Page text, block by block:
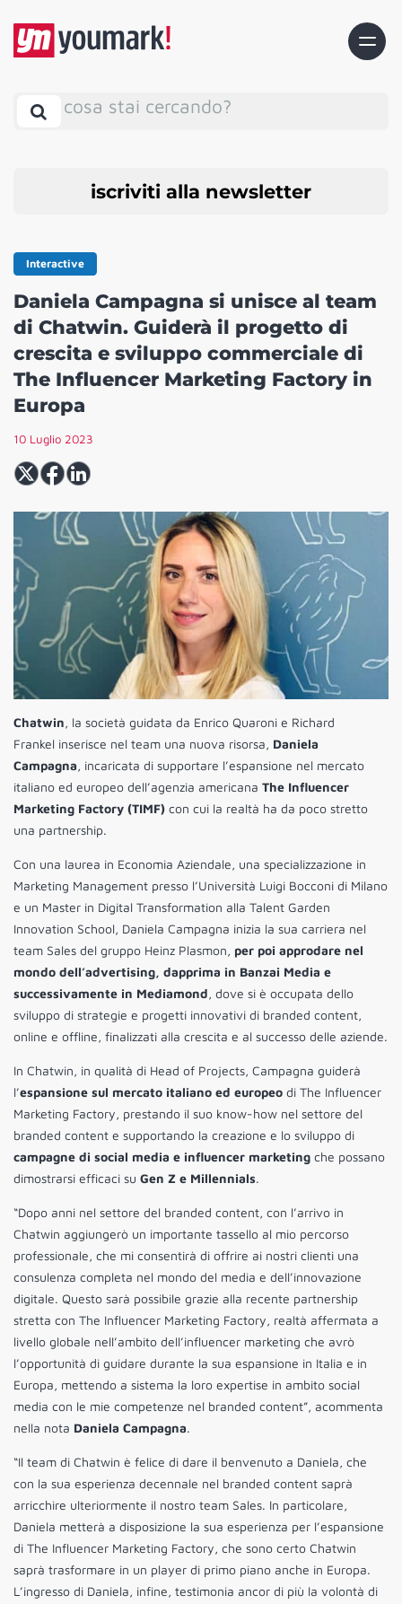
cosa stai cercando?
iscriviti alla newsletter
Interactive
Daniela Campagna si unisce al team
di Chatwin. Guiderà il progetto di
crescita e sviluppo commerciale di
The Influencer Marketing Factory in
Europa
10 Luglio 2023
Chatwin, la società guidata da Enrico Quaroni e Richard
Frankel inserisce nel team una nuova risorsa, Daniela
Campagna, incaricata di supportare l’espansione nel mercato
italiano ed europeo dell’agenzia americana The Influencer
Marketing Factory (TIMF) con cui la realtà ha da poco stretto
una partnership.
Con una laurea in Economia Aziendale, una specializzazione in
Marketing Management presso l’Università Luigi Bocconi di Milano
e un Master in Digital Transformation alla Talent Garden
Innovation School, Daniela Campagna inizia la sua carriera nel
team Sales del gruppo Heinz Plasmon, per poi approdare nel
mondo dell’advertising, dapprima in Banzai Media e
successivamente in Mediamond, dove si è occupata dello
sviluppo di strategie e progetti innovativi di branded content,
online e offline, finalizzati alla crescita e al successo delle aziende.
In Chatwin, in qualità di Head of Projects, Campagna guiderà
l’espansione sul mercato italiano ed europeo di The Influencer
Marketing Factory, prestando il suo know-how nel settore del
branded content e supportando la creazione e lo sviluppo di
campagne di social media e influencer marketing che possano
dimostrarsi efficaci su Gen Z e Millennials.
“Dopo anni nel settore del branded content, con l’arrivo in
Chatwin aggiungerò un importante tassello al mio percorso
professionale, che mi consentirà di offrire ai nostri clienti una
consulenza completa nel mondo del media e dell’innovazione
digitale. Questo sarà possibile grazie alla recente partnership
stretta con The Influencer Marketing Factory, realtà affermata a
livello globale nell’ambito dell’influencer marketing che avrò
l’opportunità di guidare durante la sua espansione in Italia e in
Europa, mettendo a sistema la loro expertise in ambito social
media con le mie competenze nel branded content”, acommenta
nella nota Daniela Campagna.
“Il team di Chatwin è felice di dare il benvenuto a Daniela, che
con la sua esperienza decennale nel branded content saprà
arricchire ulteriormente il nostro team Sales. In particolare,
Daniela metterà a disposizione la sua esperienza per l’espansione
di The Influencer Marketing Factory, che sono certo Chatwin
saprà trasformare in un player di primo piano anche in Europa.
L’ingresso di Daniela, infine, testimonia ancor di più la volontà di